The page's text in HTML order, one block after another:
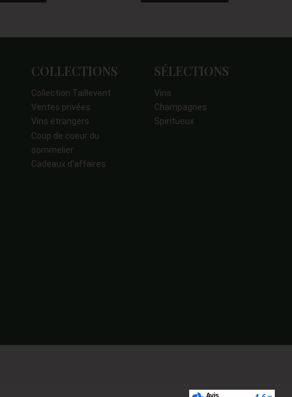
COLLECTIONS
Collection Taillevent
Ventes privées
Vins étrangers
Coup de coeur du
sommelier
Cadeaux d'affaires
SÉLECTIONS
Vins
Champagnes
Spiritueux